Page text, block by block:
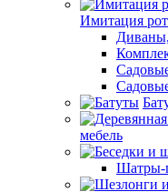
Имитация
мебель
Шатры-